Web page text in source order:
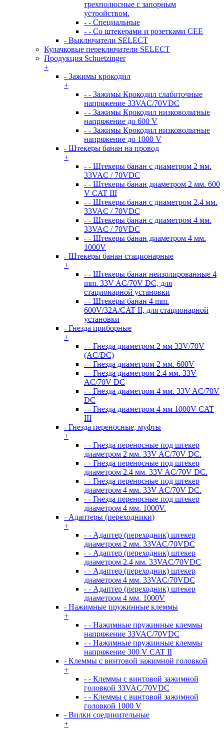
трехполюсные с запорным
устройством.
- - Специальные
- - Со штекерами и розетками СЕЕ
- Выключатели SELECT
Кулачковые переключатели SELECT
Продукция Schuetzinger
+
- Зажимы крокодил
+
- - Зажимы Крокодил слаботочные
напряжение 33VAC/70VDC
- - Зажимы Крокодил низковольтные
напряжение до 600 V
- - Зажимы Крокодил низковольтные
напряжение до 1000 V
- Штекеры банан на провод
+
- - Штекеры банан с диаметром 2 мм.
33VAC / 70VDC
- - Штекеры банан диаметром 2 мм. 600
V CAT III
- - Штекеры банан с диаметром 2.4 мм.
33VAC / 70VDC
- - Штекеры банан с диаметром 4 мм.
33VAC / 70VDC
- - Штекеры банан диаметром 4 мм.
1000V
- Штекеры банан стационарные
+
- - Штекеры банан неизолированные 4
mm. 33V AC/70V DC, для
стационарной установки
- - Штекеры банан 4 mm.
600V/32А/CAT II, для стационарной
установки
- Гнезда приборные
+
- - Гнезда диаметром 2 мм 33V/70V
(AC/DC)
- - Гнезда диаметром 2 мм. 600V
- - Гнезда диаметром 2.4 мм. 33V
AC/70V DC
- - Гнезда диаметром 4 мм. 33V AC/70V
DC
- - Гнезда диаметром 4 мм 1000V CAT
III
- Гнезда переносные, муфты
+
- - Гнезда переносные под штекер
диаметром 2 мм. 33V AC/70V DC.
- - Гнезда переносные под штекер
диаметром 2.4 мм. 33V AC/70V DC.
- - Гнезда переносные под штекер
диаметром 4 мм. 33V AC/70V DC.
- - Гнезда переносные под штекер
диаметром 4 мм. 1000V.
- Адаптеры (переходники)
+
- - Адаптер (переходник) штекер
диаметром 2 мм. 33VAC/70VDC
- - Адаптер (переходник) штекер
диаметром 2.4 мм. 33VAC/70VDC
- - Адаптер (переходник) штекер
диаметром 4 мм. 33VAC/70VDC
- - Адаптер (переходник) штекер
диаметром 4 мм. 1000V
- Нажимные пружинные клеммы
+
- - Нажимные пружинные клеммы
напряжение 33VAC/70VDC
- - Нажимные пружинные клеммы
напряжение 300 V CAT II
- Клеммы с винтовой зажимной головкой
+
- - Клеммы с винтовой зажимной
головкой 33VAC/70VDC
- - Клеммы с винтовой зажимной
головкой 1000 V
- Вилки соединительные
+